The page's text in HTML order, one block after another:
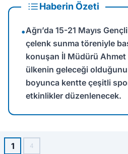
Haberin Özeti
•Ağrı’da 15-21 Mayıs
çelenk sunma töreniyle
konuşan İl Müdürü
ülkenin geleceği
boyunca kentte çeşitli
etkinlikler düzenlenecek.
1 4